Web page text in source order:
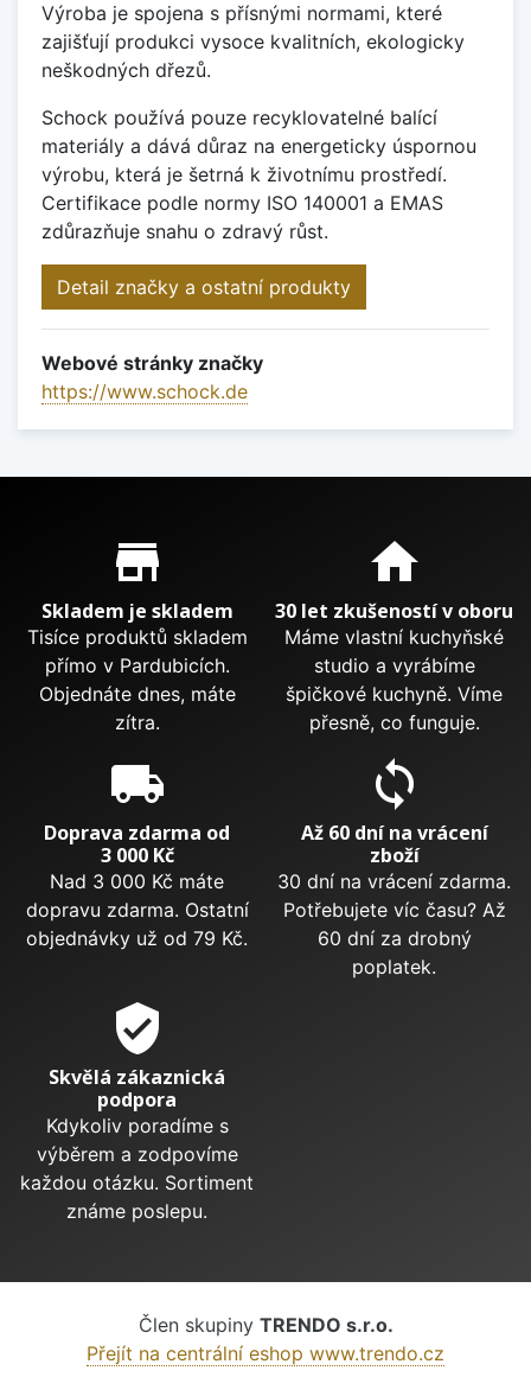
Výroba je spojena s přísnými normami, které
zajišťují produkci vysoce kvalitních, ekologicky
neškodných dřezů.
Schock používá pouze recyklovatelné balící
materiály a dává důraz na energeticky úspornou
výrobu, která je šetrná k životnímu prostředí.
Certifikace podle normy ISO 140001 a EMAS
zdůrazňuje snahu o zdravý růst.
Detail značky a ostatní produkty
Webové stránky značky
https://www.schock.de
Proč nakupovat u nás?
store_mall_directory
Skladem je skladem
Tisíce produktů skladem
přímo v Pardubicích.
Objednáte dnes, máte
zítra.
home
30 let zkušeností v oboru
Máme vlastní kuchyňské
studio a vyrábíme
špičkové kuchyně. Víme
přesně, co funguje.
local_shipping
Doprava zdarma od
3 000 Kč
Nad 3 000 Kč máte
dopravu zdarma. Ostatní
objednávky už od 79 Kč.
sync
Až 60 dní na vrácení
zboží
30 dní na vrácení zdarma.
Potřebujete víc času? Až
60 dní za drobný
poplatek.
verified_user
Skvělá zákaznická
podpora
Kdykoliv poradíme s
výběrem a zodpovíme
každou otázku. Sortiment
známe poslepu.
Člen skupiny TRENDO s.r.o.
Přejít na centrální eshop www.trendo.cz